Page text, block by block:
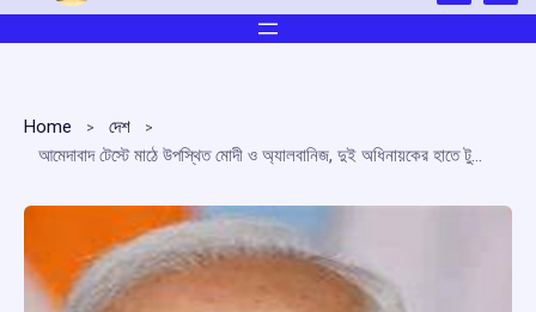
Home
দেশ
আমেদাবাদ টেস্টে মাঠে উপস্থিত মোদী ও অ্যালবানিজ, দুই অধিনায়কের হাতে টুপি তুলে দিলেন প্রধানমন্ত্রী